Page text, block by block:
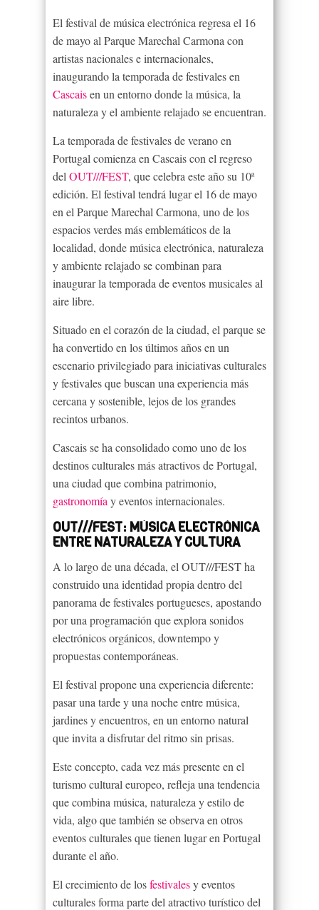
El festival de música electrónica regresa el 16
de mayo al Parque Marechal Carmona con
artistas nacionales e internacionales,
inaugurando la temporada de festivales en
Cascaisen un entorno donde la música, la
naturaleza y el ambiente relajado se encuentran.
La temporada de festivales de verano en
Portugal comienza en Cascais con el regreso
del OUT///FEST, que celebra este año su 10ª
edición. El festival tendrá lugar el 16 de mayo
en el Parque Marechal Carmona, uno de los
espacios verdes más emblemáticos de la
localidad, donde música electrónica, naturaleza
y ambiente relajado se combinan para
inaugurar la temporada de eventos musicales al
aire libre.
Situado en el corazón de la ciudad, el parque se
ha convertido en los últimos años en un
escenario privilegiado para iniciativas culturales
y festivales que buscan una experiencia más
cercana y sostenible, lejos de los grandes
recintos urbanos.
Cascais se ha consolidado como uno de los
destinos culturales más atractivos de Portugal,
una ciudad que combina patrimonio,
gastronomía y eventos internacionales.
OUT///FEST: MÚSICA ELECTRÓNICA
ENTRE NATURALEZA Y CULTURA
A lo largo de una década, el OUT///FEST ha
construido una identidad propia dentro del
panorama de festivales portugueses, apostando
por una programación que explora sonidos
electrónicos orgánicos, downtempo y
propuestas contemporáneas.
El festival propone una experiencia diferente:
pasar una tarde y una noche entre música,
jardines y encuentros, en un entorno natural
que invita a disfrutar del ritmo sin prisas.
Este concepto, cada vez más presente en el
turismo cultural europeo, refleja una tendencia
que combina música, naturaleza y estilo de
vida, algo que también se observa en otros
eventos culturales que tienen lugar en Portugal
durante el año.
El crecimiento de losfestivalesy eventos
culturales forma parte del atractivo turístico del